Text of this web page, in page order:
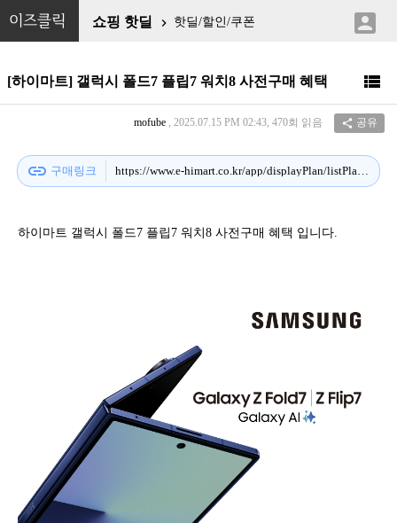
이즈클릭 쇼핑 핫딜  핫딜/할인/쿠폰 
[하이마트] 갤럭시 폴드7 플립7 워치8 사전구매 혜택 
mofube , 2025.07.15 PM 02:43, 470회 읽음  공유
link 구매링크 https://www.e-himart.co.kr/app/displayPlan/listPlanDetail?spdpNo=12454&mws_wsLog=MC_%EB%A9%94%EC%9D%B8_%EA%B0%80%EC%A0%84%EC%87%BC%ED%95%91%ED%99%88+%EB%B9%8C%EB%B3%B4%EB%93%9C%EB%B0%B0%EB%84%88+12454_%EA%B0%A4%EB%9F%AD%EC%8B%9C_%EC%82%AC%EC%A0%84%EA%B5%AC%EB%A7%A4_%EB%AA%A8%EB%B0%94%EC%9D%BC&gaDispNo=10015128
하이마트 갤럭시 폴드7 플립7 워치8 사전구매 혜택 입니다.